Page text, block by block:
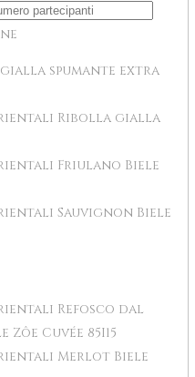
spumante extra
Ribolla gialla
Friulano Biele
Sauvignon Biele
Refosco dal
Cuvée 85I15
Merlot Biele